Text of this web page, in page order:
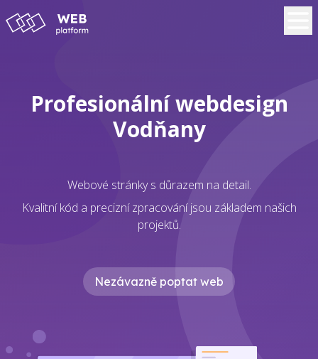
Profesionální webdesign
Vodňany
Webové stránky s důrazem na detail.
Kvalitní kód a precizní zpracování jsou základem našich
projektů.
Nezávazně poptat web